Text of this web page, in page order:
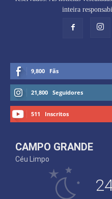
inteira
9,800 Fãs
21,800 Seguidores
511 Inscritos
CAMPO GRANDE
Céu Limpo